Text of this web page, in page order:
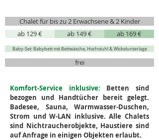
Chalet für bis zu 2 Erwachsene & 2 Kinder
ab 129 € ab 149 € ab 169 €
Baby-Set: Babybett mit Bettwäsche, Hochstuhl & Wickelunterlage
frei
Komfort-Service inklusive: Betten sind
bezogen und Handtücher bereit gelegt.
Badesee, Sauna, Warmwasser-Duschen,
Strom und W-LAN inklusive. Alle Chalets
sind Nichtraucherobjekte, Haustiere sind
auf Anfrage in einigen Objekten erlaubt.